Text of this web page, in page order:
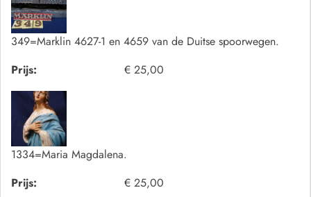
349=Marklin 4627-1 en 4659 van de Duitse spoorwegen.
Prijs:
€ 25,00
1334=Maria Magdalena.
Prijs:
€ 25,00